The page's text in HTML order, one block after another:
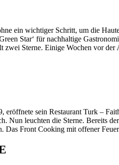
ein wichtiger Schritt, um die
Star‘ für nachhaltige
Sterne. Einige Wochen vor
sein Restaurant Turk –
Nun leuchten die Sterne. Bereits
Front Cooking mit offener